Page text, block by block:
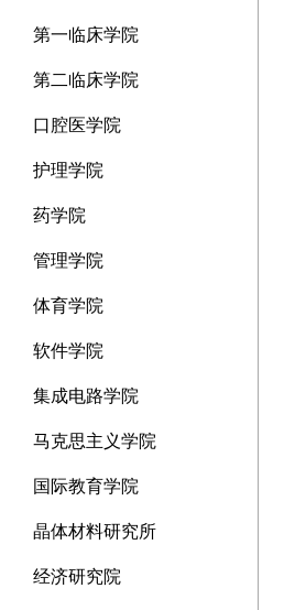
第一临床学院
第二临床学院
口腔医学院
护理学院
药学院
管理学院
体育学院
软件学院
集成电路学院
马克思主义学院
国际教育学院
晶体材料研究所
经济研究院